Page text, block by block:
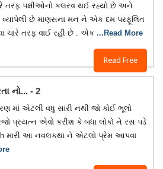
Read Free
તરફ પક્ષીઓનો કલરવ થઈ રહ્યો છે અને
વ્યાપેલી છે માણસના મન ને એક દમ પરફૂલિત
ચારે તરફ વાઈ રહી છે . એક ...Read More
નો... - 2
માં એટલી વધુ સારી નથી જો કોઈ ભૂલો
પ્રયત્ન એવો કરીશ કે બધા લોકો ને રસ પડે
મારી આ નવલકથા ને એટલો પ્રેમ આપવા